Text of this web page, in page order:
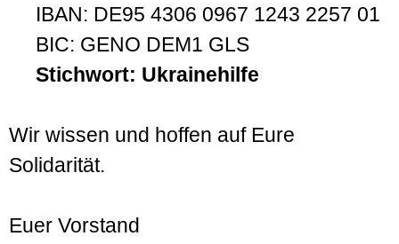
IBAN: DE95 4306 0967 1243 2257 01
BIC: GENO DEM1 GLS
Stichwort: Ukrainehilfe
Wir wissen und hoffen auf Eure
Solidarität.
Euer Vorstand